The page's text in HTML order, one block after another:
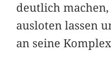
deutlich
ausloten lassen
an seine